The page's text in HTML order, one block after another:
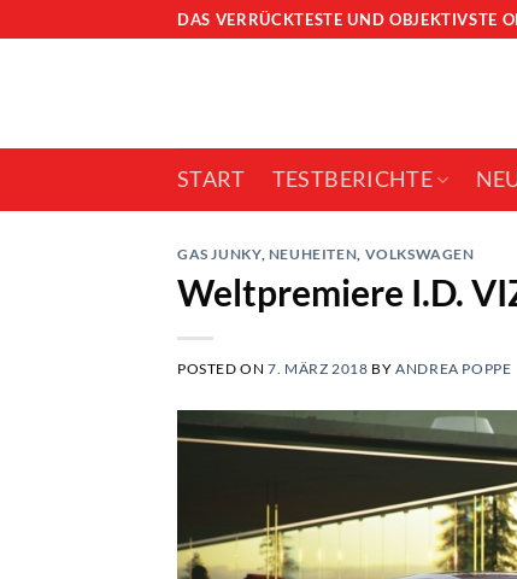
DAS VERRÜCKTESTE UND OBJEKTIVSTE
START TESTBERICHTE
GAS JUNKY, NEUHEITEN, VOLKSWAGEN
Weltpremiere I.D.
POSTED ON7. MÄRZ 2018 BYANDREA POPPE